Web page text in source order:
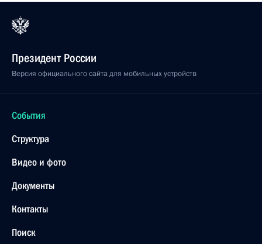
Президент России
Версия официального сайта для мобильных устройств
События
Структура
Видео и фото
Документы
Контакты
Поиск